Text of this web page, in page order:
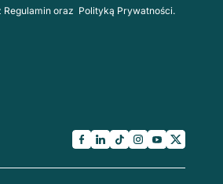
oraz Polityką Prywatności.